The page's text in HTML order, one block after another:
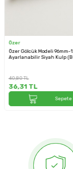
Özer
Özer Gölcük Modeli 96mm-
Ayarlanabilir Siyah Kulp
40,80TL
36,31TL
Sepete